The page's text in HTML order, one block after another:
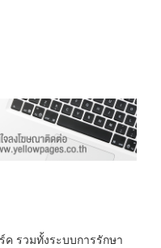
รวมทั้งระบบการรักษา